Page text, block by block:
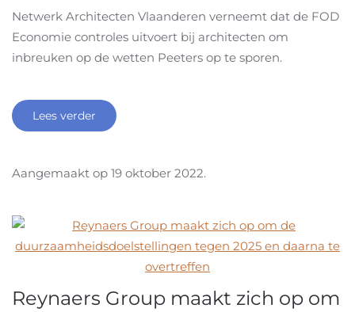
Netwerk Architecten Vlaanderen verneemt dat de FOD
Economie controles uitvoert bij architecten om
inbreuken op de wetten Peeters op te sporen.
Lees verder
Aangemaakt op 19 oktober 2022.
Reynaers Group maakt zich op om